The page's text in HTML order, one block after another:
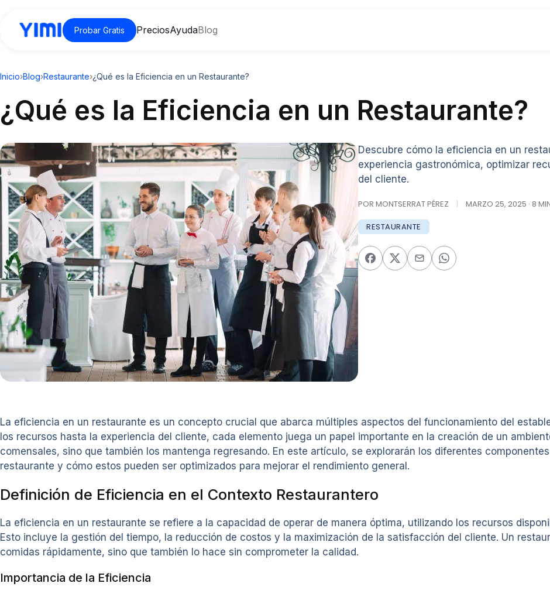
Probar Gratis PreciosAyudaBlog
Inicio›Blog›Restaurante›¿Qué es la Eficiencia en un Restaurante?
¿Qué es la Eficiencia en un Restaurante?
Descubre cómo la eficiencia en un
experiencia gastronómica, optimizar
del cliente.
POR MONTSERRAT PÉREZ | MARZO 25, 2025 · 8
RESTAURANTE
La eficiencia en un restaurante es un concepto crucial que abarca múltiples aspectos del funcionamiento del
los recursos hasta la experiencia del cliente, cada elemento juega un papel importante en la creación de un
comensales, sino que también los mantenga regresando. En este artículo, se explorarán los diferentes
restaurante y cómo estos pueden ser optimizados para mejorar el rendimiento general.
Definición de Eficiencia en el Contexto Restaurantero
La eficiencia en un restaurante se refiere a la capacidad de operar de manera óptima, utilizando los recursos
Esto incluye la gestión del tiempo, la reducción de costos y la maximización de la satisfacción del cliente. Un
comidas rápidamente, sino que también lo hace sin comprometer la calidad.
Importancia de la Eficiencia